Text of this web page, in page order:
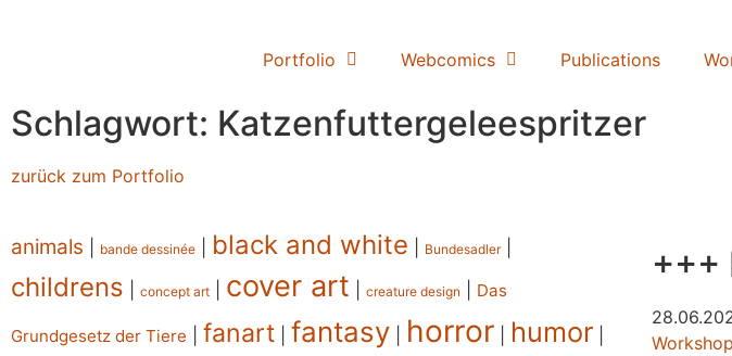
Portfolio Webcomics Publications
Schlagwort: Katzenfuttergeleespritzer
zurück zum Portfolio
animals bande dessinée black and white Bundesadler|
childrens concept art cover art creature design Das
Grundgesetz der Tiere fanart fantasy horror humor
+++
Workshop